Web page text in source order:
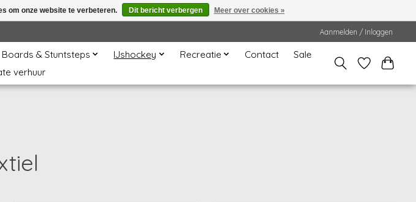
Aanmelden / Inloggen
Boards & Stuntsteps IJshockey Recreatie Contact
Sale
verhuur
om onze website te verbeteren. Dit bericht verbergen Meer over cookies »